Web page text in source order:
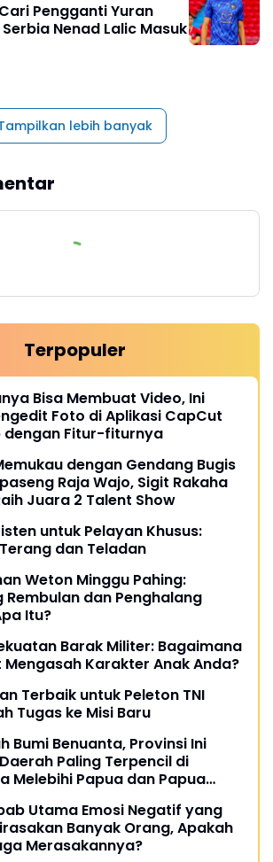
Pengganti Yuran
Nenad Lalic Masuk
lebih banyak
Terpopuler
Bisa Membuat Video, Ini
Foto di Aplikasi CapCut
dengan Fitur-fiturnya
dengan Gendang Bugis
Raja Wajo, Sigit Rakaha
Juara 2 Talent Show
untuk Pelayan Khusus:
dan Teladan
Weton Minggu Pahing:
Rembulan dan Penghalang
Itu?
Barak Militer: Bagaimana
Mengasah Karakter Anak Anda?
Terbaik untuk Peleton TNI
Tugas ke Misi Baru
Bumi Benuanta, Provinsi Ini
Paling Terpencil di
Melebihi Papua dan Papua
Utama Emosi Negatif yang
Banyak Orang, Apakah
Merasakannya?